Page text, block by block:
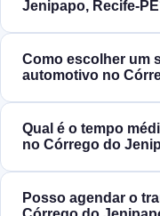
Jenipapo,
Como escolher um
automotivo no
Qual é o tempo
no Córrego do
Posso agendar o